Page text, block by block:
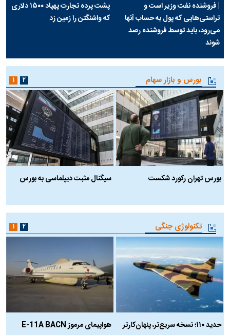
| فروشنده نفت وزیر است و
تراستی‌هایی که پول به حساب آنها
می‌رود، باید توسط فروشنده رصد
شوند
پشت پرده تجارت پهپاد‌ ۱۵۰۰ دلاری
که واشنگتن را زمین زد
بورس و بازار سهام
بورس تهران رکورد شکست
سیگنال مثبت دیپلماسی به بورس
۱ ۲
تکنولوژی جنگی
حدید ۱۱۰؛ نسخه سریع‌تر، پنهان‌کارتر
هواپیمای مرموز E-11A BACN
۱ ۲